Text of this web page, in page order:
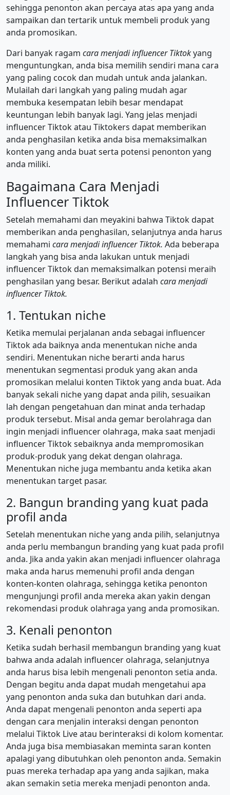
sehingga penonton akan percaya atas apa yang anda
sampaikan dan tertarik untuk membeli produk yang
anda promosikan.
Dari banyak ragam cara menjadi influencer Tiktokyang
menguntungkan, anda bisa memilih sendiri mana cara
yang paling cocok dan mudah untuk anda jalankan.
Mulailah dari langkah yang paling mudah agar
membuka kesempatan lebih besar mendapat
keuntungan lebih banyak lagi. Yang jelas menjadi
influencer Tiktok atau Tiktokers dapat memberikan
anda penghasilan ketika anda bisa memaksimalkan
konten yang anda buat serta potensi penonton yang
anda miliki.
Bagaimana Cara Menjadi
Influencer Tiktok
Setelah memahami dan meyakini bahwa Tiktok dapat
memberikan anda penghasilan, selanjutnya anda harus
memahami cara menjadi influencer Tiktok. Ada beberapa
langkah yang bisa anda lakukan untuk menjadi
influencer Tiktok dan memaksimalkan potensi meraih
penghasilan yang besar. Berikut adalah cara menjadi
influencer Tiktok.
1. Tentukan niche
Ketika memulai perjalanan anda sebagai influencer
Tiktok ada baiknya anda menentukan niche anda
sendiri. Menentukan niche berarti anda harus
menentukan segmentasi produk yang akan anda
promosikan melalui konten Tiktok yang anda buat. Ada
banyak sekali niche yang dapat anda pilih, sesuaikan
lah dengan pengetahuan dan minat anda terhadap
produk tersebut. Misal anda gemar berolahraga dan
ingin menjadi influencer olahraga, maka saat menjadi
influencer Tiktok sebaiknya anda mempromosikan
produk-produk yang dekat dengan olahraga.
Menentukan niche juga membantu anda ketika akan
menentukan target pasar.
2. Bangun branding yang kuat pada
profil anda
Setelah menentukan niche yang anda pilih, selanjutnya
anda perlu membangun branding yang kuat pada profil
anda. Jika anda yakin akan menjadi influencer olahraga
maka anda harus memenuhi profil anda dengan
konten-konten olahraga, sehingga ketika penonton
mengunjungi profil anda mereka akan yakin dengan
rekomendasi produk olahraga yang anda promosikan.
3. Kenali penonton
Ketika sudah berhasil membangun branding yang kuat
bahwa anda adalah influencer olahraga, selanjutnya
anda harus bisa lebih mengenali penonton setia anda.
Dengan begitu anda dapat mudah mengetahui apa
yang penonton anda suka dan butuhkan dari anda.
Anda dapat mengenali penonton anda seperti apa
dengan cara menjalin interaksi dengan penonton
melalui Tiktok Live atau berinteraksi di kolom komentar.
Anda juga bisa membiasakan meminta saran konten
apalagi yang dibutuhkan oleh penonton anda. Semakin
puas mereka terhadap apa yang anda sajikan, maka
akan semakin setia mereka menjadi penonton anda.